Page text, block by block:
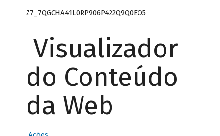
Z7_7QGCHA41L0RP906P422Q9Q0EO5
Visualizador
do Conteúdo
da Web